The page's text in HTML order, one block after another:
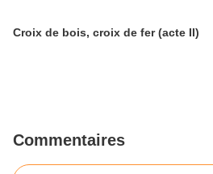
Croix de bois, croix de fer (acte II)
Commentaires